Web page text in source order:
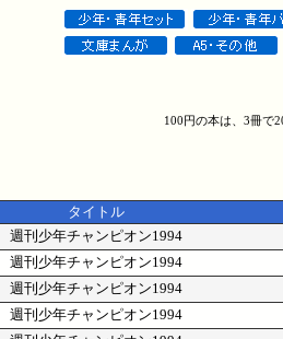
100円の本は、3冊で
タイトル
週刊少年チャンピオン1994
週刊少年チャンピオン1994
週刊少年チャンピオン1994
週刊少年チャンピオン1994